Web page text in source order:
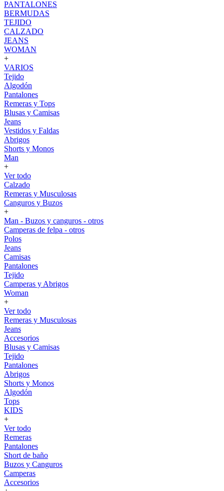
PANTALONES
BERMUDAS
TEJIDO
CALZADO
JEANS
WOMAN
+
VARIOS
Tejido
Algodón
Pantalones
Remeras y Tops
Blusas y Camisas
Jeans
Vestidos y Faldas
Abrigos
Shorts y Monos
Man
+
Ver todo
Calzado
Remeras y Musculosas
Canguros y Buzos
+
Man - Buzos y canguros - otros
Camperas de felpa - otros
Polos
Jeans
Camisas
Pantalones
Tejido
Camperas y Abrigos
Woman
+
Ver todo
Remeras y Musculosas
Jeans
Accesorios
Blusas y Camisas
Tejido
Pantalones
Abrigos
Shorts y Monos
Algodón
Tops
KIDS
+
Ver todo
Remeras
Pantalones
Short de baño
Buzos y Canguros
Camperas
Accesorios